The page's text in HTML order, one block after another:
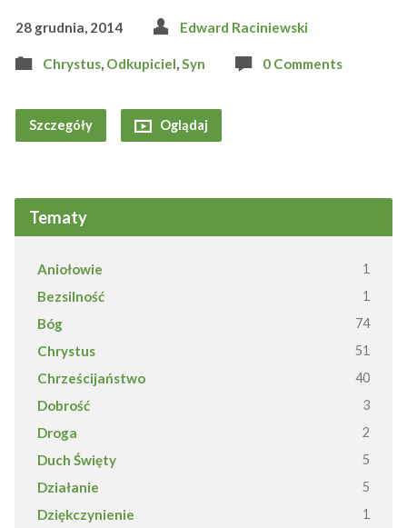
28 grudnia, 2014 Edward Raciniewski
Chrystus, Odkupiciel Syn 0 Comments
Szczegóły Oglądaj
Tematy
Aniołowie 1
Bezsilność 1
Bóg 74
Chrystus 51
Chrześcijaństwo 40
Dobrość 3
Droga 2
Duch Święty 5
Działanie 5
Dziękczynienie 1